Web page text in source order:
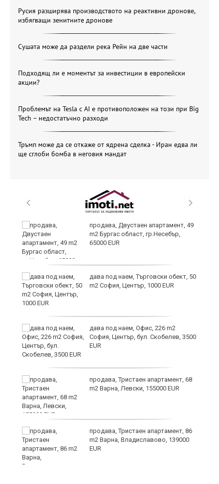
Русия разширява производството на реактивни дронове,
избягващи зенитните дронове
Сушата може да раздели река Рейн на две части
Подходящ ли е моментът за инвестиции в европейски
акции?
Проблемът на Tesla с AI е противоположен на този при Big
Tech – недостатъчно разходи
Тръмп може да се откаже от ядрена сделка - Иран едва ли
ще сглоби бомба в неговия мандат
продава, Двустаен апартамент, 49
m2 Бургас област, гр.Несебър,
65000 EUR
дава под наем, Търговски обект, 50
m2 София, Център, 1000 EUR
дава под наем, Офис, 226 m2
София, Център, бул. Скобелев, 3500
EUR
продава, Тристаен апартамент, 68
m2 Варна, Левски, 155000 EUR
продава, Тристаен апартамент, 86
m2 Варна, Владиславово, 139000
EUR